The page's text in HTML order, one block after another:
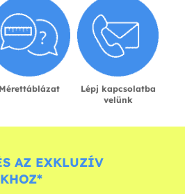
Mérettáblázat
Lépj kapcsolatba
velünk
AZ EXKLUZÍV